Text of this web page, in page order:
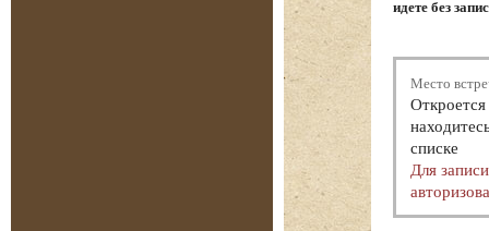
идете без
Место
списке
Для